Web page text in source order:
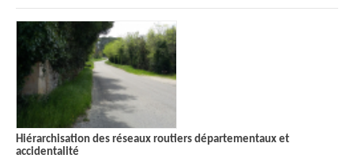
Hiérarchisation des réseaux routiers départementaux et
accidentalité